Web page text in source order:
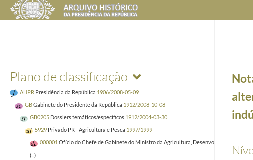
Plano de classificação
AHPR Presidência da República 1906/2008-05-09
GBGabinete do Presidente da República 1912/2008-10-08
GB0205 Dossiers temáticos/específicos 1912/2004-03-30
5929 Privado PR - Agricultura e Pesca 1997/1999
000001 Ofício do Chefe de Gabinete do Ministro da Agricultura, Desenvolvimento Rural
(...)